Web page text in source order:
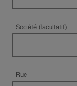
Société (facultatif)
RueChamp obligatoire